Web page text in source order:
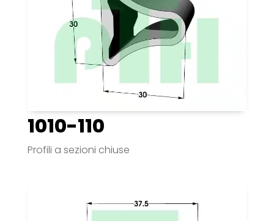
1010-110
Profili a sezioni chiuse